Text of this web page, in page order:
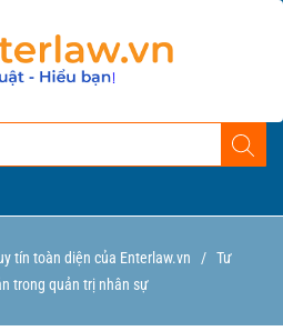
tín toàn diện của Enterlaw.vn / Tư
trong quản trị nhân sự